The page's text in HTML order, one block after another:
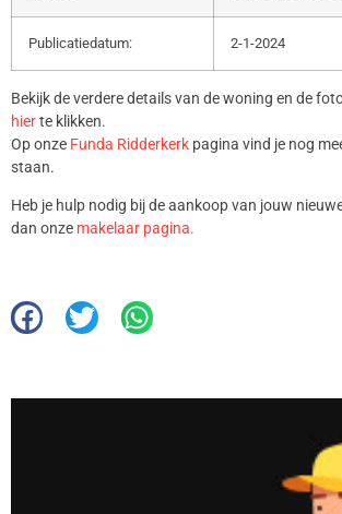
Publicatiedatum: 2-1-2024
Bekijk de verdere details van de woning en de
hierte klikken.
Op onze Funda Ridderkerk pagina vind je nog
staan.
Heb je hulp nodig bij de aankoop van jouw
dan onze makelaar pagina.